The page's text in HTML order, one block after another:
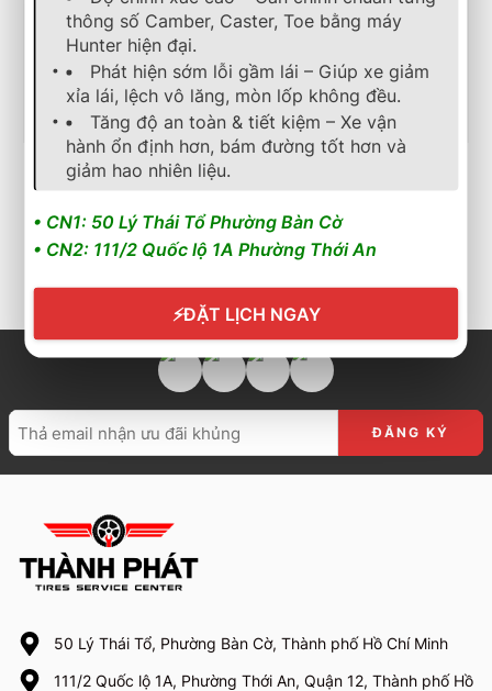
lốp xe,michelin, energy ,mặc định
2.257.000₫
Cần nhận báo giá mới
trao đổi ngay
1.566.000
Cần nhận báo giá mới
trao đổi ngay
thông số Camber, Caster, Toe bằng máy
Hunter hiện đại.
Phát hiện sớm lỗi gầm lái – Giúp xe giảm
xỉa lái, lệch vô lăng, mòn lốp không đều.
Tăng độ an toàn & tiết kiệm – Xe vận
hành ổn định hơn, bám đường tốt hơn và
giảm hao nhiên liệu.
• CN1: 50 Lý Thái Tổ Phường Bàn Cờ
• CN2: 111/2 Quốc lộ 1A Phường Thới An
⚡ĐẶT LỊCH NGAY
50 Lý Thái Tổ, Phường Bàn Cờ, Thành phố Hồ Chí Minh
111/2 Quốc lộ 1A, Phường Thới An, Quận 12, Thành phố Hồ